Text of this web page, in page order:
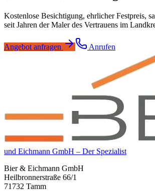
Kostenlose Besichtigung, ehrlicher Festpreis,
seit Jahren der Maler des Vertrauens im
Angebot anfragen Anrufen
und Eichmann GmbH – Der Spezialist
Bier & Eichmann GmbH
Heilbronnerstraße 66/1
71732 Tamm